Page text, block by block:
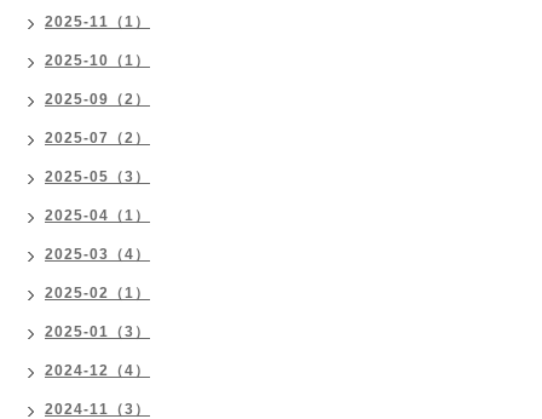
2025-11（1）
2025-10（1）
2025-09（2）
2025-07（2）
2025-05（3）
2025-04（1）
2025-03（4）
2025-02（1）
2025-01（3）
2024-12（4）
2024-11（3）